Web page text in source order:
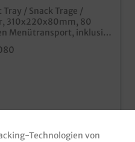
/ Snack Trage /
310x220x80mm, 80
Menütransport, inklusive
unser Kundenservice
zur Verfügung
Technologien von